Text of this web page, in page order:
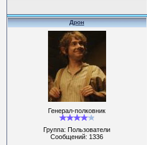
Дрон
Генерал-полковник
Группа: Пользователи
Сообщений:1336